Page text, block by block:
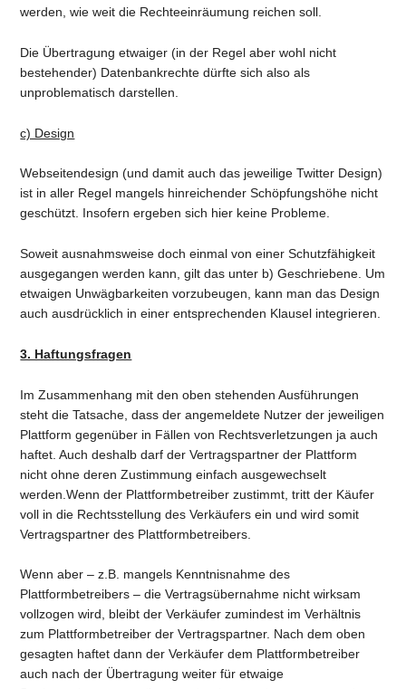
werden, wie weit die Rechteeinräumung reichen soll.
Die Übertragung etwaiger (in der Regel aber wohl nicht
bestehender) Datenbankrechte dürfte sich also als
unproblematisch darstellen.
c) Design
Webseitendesign (und damit auch das jeweilige Twitter Design)
ist in aller Regel mangels hinreichender Schöpfungshöhe nicht
geschützt. Insofern ergeben sich hier keine Probleme.
Soweit ausnahmsweise doch einmal von einer Schutzfähigkeit
ausgegangen werden kann, gilt das unter b) Geschriebene. Um
etwaigen Unwägbarkeiten vorzubeugen, kann man das Design
auch ausdrücklich in einer entsprechenden Klausel integrieren.
3. Haftungsfragen
Im Zusammenhang mit den oben stehenden Ausführungen
steht die Tatsache, dass der angemeldete Nutzer der jeweiligen
Plattform gegenüber in Fällen von Rechtsverletzungen ja auch
haftet. Auch deshalb darf der Vertragspartner der Plattform
nicht ohne deren Zustimmung einfach ausgewechselt
werden.Wenn der Plattformbetreiber zustimmt, tritt der Käufer
voll in die Rechtsstellung des Verkäufers ein und wird somit
Vertragspartner des Plattformbetreibers.
Wenn aber – z.B. mangels Kenntnisnahme des
Plattformbetreibers – die Vertragsübernahme nicht wirksam
vollzogen wird, bleibt der Verkäufer zumindest im Verhältnis
zum Plattformbetreiber der Vertragspartner. Nach dem oben
gesagten haftet dann der Verkäufer dem Plattformbetreiber
auch nach der Übertragung weiter für etwaige